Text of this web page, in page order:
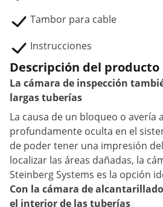
Tambor para cable
Instrucciones
Descripción del producto
La cámara de inspección
largas tuberías
La causa de un bloqueo o avería
profundamente oculta en el
de poder tener una impresión
localizar las áreas dañadas, la
Steinberg Systems es la opción
Con la cámara de
el interior de las tuberías